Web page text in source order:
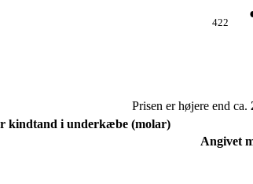
422
Prisen er højere end ca.
kindtand i underkæbe (molar)
Angivet